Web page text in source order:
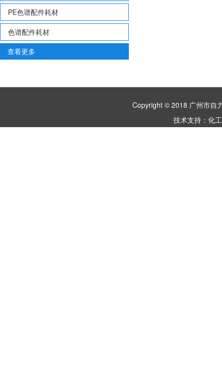
PE色谱配件耗材
色谱配件耗材
查看更多
Copyright © 2018 广州市
技术支持： 化